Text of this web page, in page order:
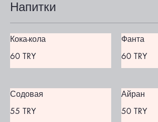
Напитки
Кока-кола
60 TRY
Фанта
60 TRY
Содовая
55 TRY
Айран
50 TRY